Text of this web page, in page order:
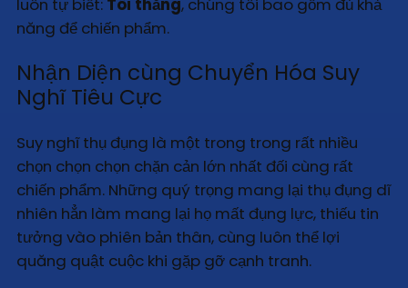
luôn tự biết: Tôi thắng, chúng tôi bao gồm đủ khả
năng để chiến phẩm.
Nhận Diện cùng Chuyển Hóa Suy
Nghĩ Tiêu Cực
Suy nghĩ thụ đụng là một trong trong rất nhiều
chọn chọn chọn chặn cản lớn nhất đối cùng rất
chiến phẩm. Những quý trọng mang lại thụ đụng dĩ
nhiên hẳn làm mang lại họ mất đụng lực, thiếu tin
tưởng vào phiên bản thân, cùng luôn thể lợi
quăng quật cuộc khi gặp gỡ cạnh tranh.